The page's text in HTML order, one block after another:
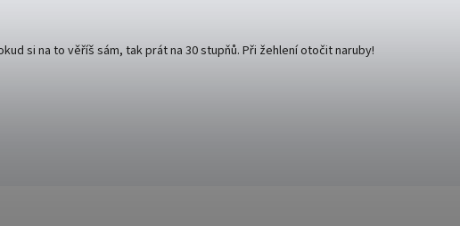
si na to věříš sám, tak prát na 30 stupňů. Při žehlení otočit naruby!